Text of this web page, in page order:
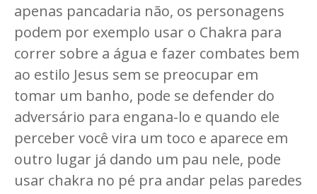
apenas pancadaria não, os personagens
podem por exemplo usar o Chakra para
correr sobre a água e fazer combates bem
ao estilo Jesus sem se preocupar em
tomar um banho, pode se defender do
adversário para engana-lo e quando ele
perceber você vira um toco e aparece em
outro lugar já dando um pau nele, pode
usar chakra no pé pra andar pelas paredes